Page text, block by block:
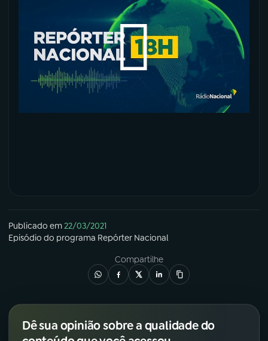
Publicado em22/03/2021
Episódio do programa Repórter Nacional
Compartilhe
Dê sua opinião sobre a qualidade do